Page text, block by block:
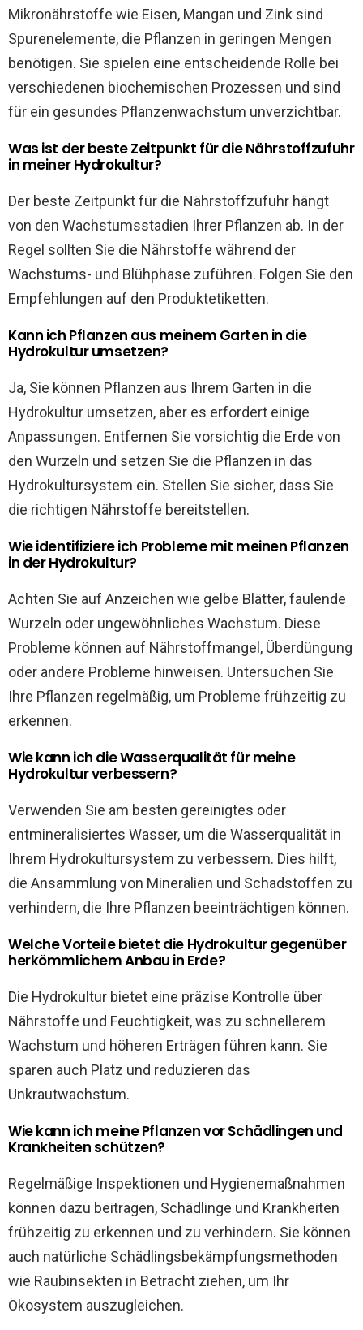
Mikronährstoffe wie Eisen, Mangan und Zink sind
Spurenelemente, die Pflanzen in geringen Mengen
benötigen. Sie spielen eine entscheidende Rolle bei
verschiedenen biochemischen Prozessen und sind
für ein gesundes Pflanzenwachstum unverzichtbar.
Was ist der beste Zeitpunkt für die Nährstoffzufuhr
in meiner Hydrokultur?
Der beste Zeitpunkt für die Nährstoffzufuhr hängt
von den Wachstumsstadien Ihrer Pflanzen ab. In der
Regel sollten Sie die Nährstoffe während der
Wachstums- und Blühphase zuführen. Folgen Sie den
Empfehlungen auf den Produktetiketten.
Kann ich Pflanzen aus meinem Garten in die
Hydrokultur umsetzen?
Ja, Sie können Pflanzen aus Ihrem Garten in die
Hydrokultur umsetzen, aber es erfordert einige
Anpassungen. Entfernen Sie vorsichtig die Erde von
den Wurzeln und setzen Sie die Pflanzen in das
Hydrokultursystem ein. Stellen Sie sicher, dass Sie
die richtigen Nährstoffe bereitstellen.
Wie identifiziere ich Probleme mit meinen Pflanzen
in der Hydrokultur?
Achten Sie auf Anzeichen wie gelbe Blätter, faulende
Wurzeln oder ungewöhnliches Wachstum. Diese
Probleme können auf Nährstoffmangel, Überdüngung
oder andere Probleme hinweisen. Untersuchen Sie
Ihre Pflanzen regelmäßig, um Probleme frühzeitig zu
erkennen.
Wie kann ich die Wasserqualität für meine
Hydrokultur verbessern?
Verwenden Sie am besten gereinigtes oder
entmineralisiertes Wasser, um die Wasserqualität in
Ihrem Hydrokultursystem zu verbessern. Dies hilft,
die Ansammlung von Mineralien und Schadstoffen zu
verhindern, die Ihre Pflanzen beeinträchtigen können.
Welche Vorteile bietet die Hydrokultur gegenüber
herkömmlichem Anbau in Erde?
Die Hydrokultur bietet eine präzise Kontrolle über
Nährstoffe und Feuchtigkeit, was zu schnellerem
Wachstum und höheren Erträgen führen kann. Sie
sparen auch Platz und reduzieren das
Unkrautwachstum.
Wie kann ich meine Pflanzen vor Schädlingen und
Krankheiten schützen?
Regelmäßige Inspektionen und Hygienemaßnahmen
können dazu beitragen, Schädlinge und Krankheiten
frühzeitig zu erkennen und zu verhindern. Sie können
auch natürliche Schädlingsbekämpfungsmethoden
wie Raubinsekten in Betracht ziehen, um Ihr
Ökosystem auszugleichen.